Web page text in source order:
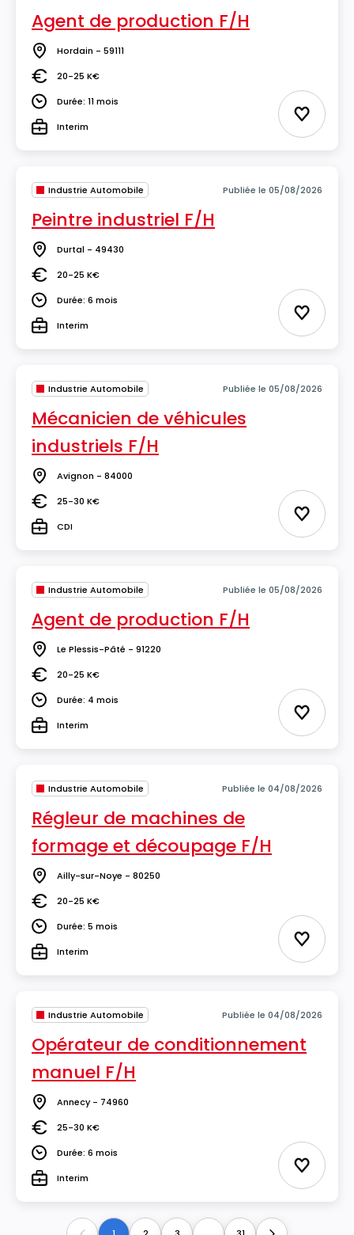
Agent de production F/H
Lieu Hordain - 59111
Salaire20-25 K€
DuréeDurée: 11 mois
TypeInterim Ajouter
Industrie Automobile Publiée le 05/08/2026
Peintre industriel F/H
Lieu Durtal - 49430
Salaire20-25 K€
DuréeDurée: 6 mois
TypeInterim Ajouter
Industrie Automobile Publiée le 05/08/2026
Mécanicien de véhicules
industriels F/H
Lieu Avignon - 84000
Salaire25-30 K€
TypeCDI Ajouter
Industrie Automobile Publiée le 05/08/2026
Agent de production F/H
Lieu Le Plessis-Pâté - 91220
Salaire20-25 K€
DuréeDurée: 4 mois
TypeInterim Ajouter
Industrie Automobile Publiée le 04/08/2026
Régleur de machines de
formage et découpage F/H
Lieu Ailly-sur-Noye - 80250
Salaire20-25 K€
DuréeDurée: 5 mois
TypeInterim Ajouter
Industrie Automobile Publiée le 04/08/2026
Opérateur de conditionnement
manuel F/H
Lieu Annecy - 74960
Salaire25-30 K€
DuréeDurée: 6 mois
TypeInterim Ajouter